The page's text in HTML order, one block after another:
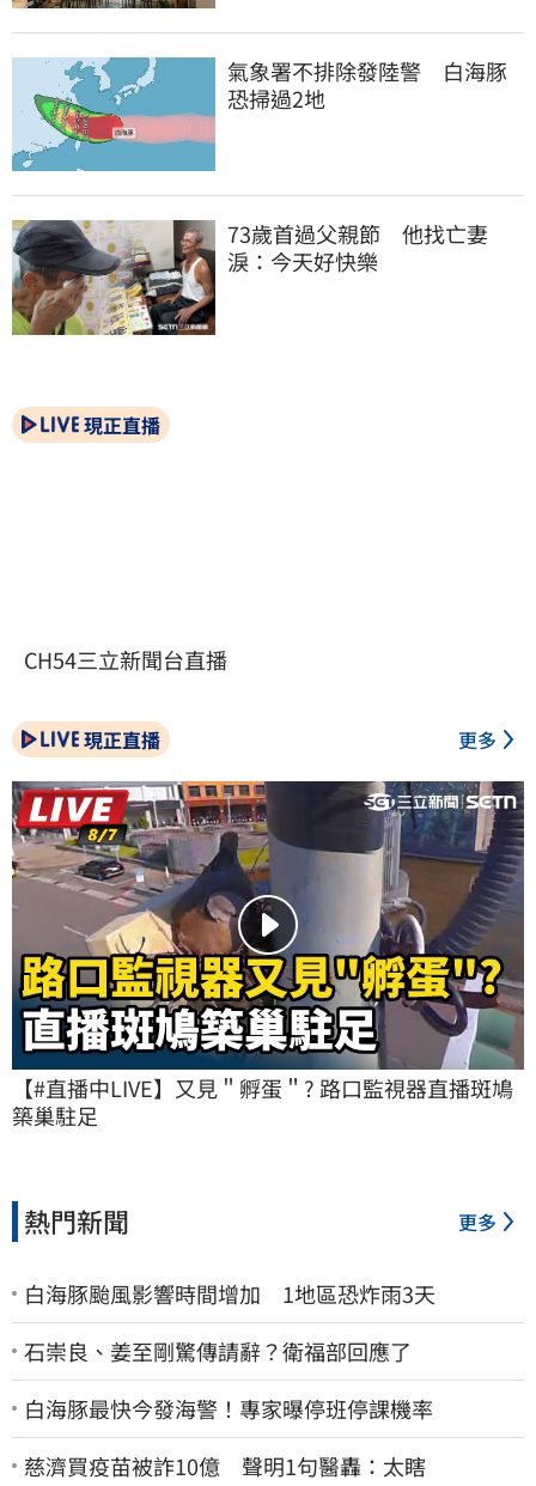
氣象署不排除發陸警　白海豚
恐掃過2地
73歲首過父親節　他找亡妻
淚：今天好快樂
現正直播
CH54三立新聞台直播
現正直播 更多
【#直播中LIVE】又見＂孵蛋＂? 路口監視器直播斑鳩
築巢駐足
熱門新聞 更多
白海豚颱風影響時間增加 1地區恐炸雨3天
石崇良、姜至剛驚傳請辭？衛福部回應了
白海豚最快今發海警！專家曝停班停課機率
慈濟買疫苗被詐10億 聲明1句醫轟：太瞎